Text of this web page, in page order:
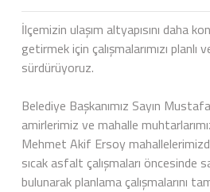
İlçemizin ulaşım altyapısını daha
getirmek için çalışmalarımızı planlı
sürdürüyoruz.
Belediye Başkanımız Sayın
amirlerimiz ve mahalle
Mehmet Akif Ersoy
sıcak asfalt çalışmaları öncesinde
bulunarak planlama çalışmalarını